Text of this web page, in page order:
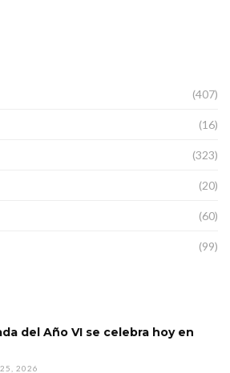
(407)
(16)
(323)
(20)
(60)
(99)
del Año VI se celebra hoy en
2026